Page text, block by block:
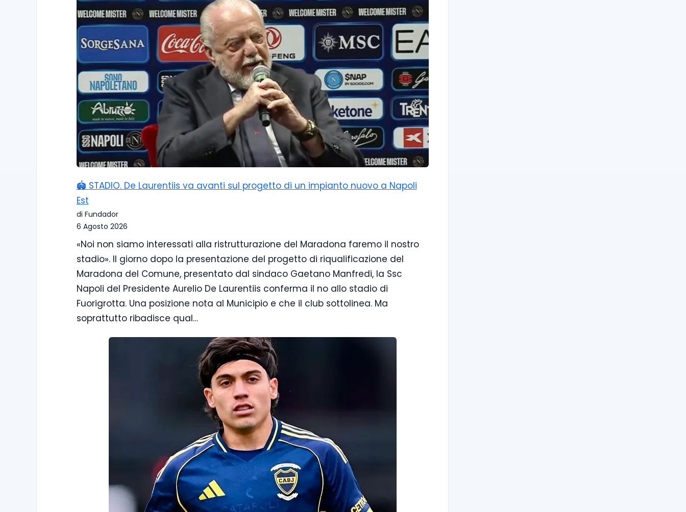
🏟️ STADIO. De Laurentiis va avanti sul progetto di un impianto nuovo a Napoli
Est
di Fundador
6 Agosto 2026
«Noi non siamo interessati alla ristrutturazione del Maradona faremo il nostro
stadio». Il giorno dopo la presentazione del progetto di riqualificazione del
Maradona del Comune, presentato dal sindaco Gaetano Manfredi, la Ssc
Napoli del Presidente Aurelio De Laurentiis conferma il no allo stadio di
Fuorigrotta. Una posizione nota al Municipio e che il club sottolinea. Ma
soprattutto ribadisce qual…